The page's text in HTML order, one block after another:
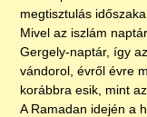
megtisztulás időszaka.
Mivel az iszlám
Gergely-naptár, így
vándorol, évről évre
korábbra esik, mint
A Ramadan idején a